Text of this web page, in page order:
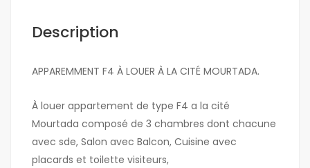
Description
APPAREMMENT F4 À LOUER À LA CITÉ MOURTADA.
À louer appartement de type F4 a la cité
Mourtada composé de 3 chambres dont chacune
avec sde, Salon avec Balcon, Cuisine avec
placards et toilette visiteurs,